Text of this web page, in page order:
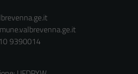
9390014
personali.